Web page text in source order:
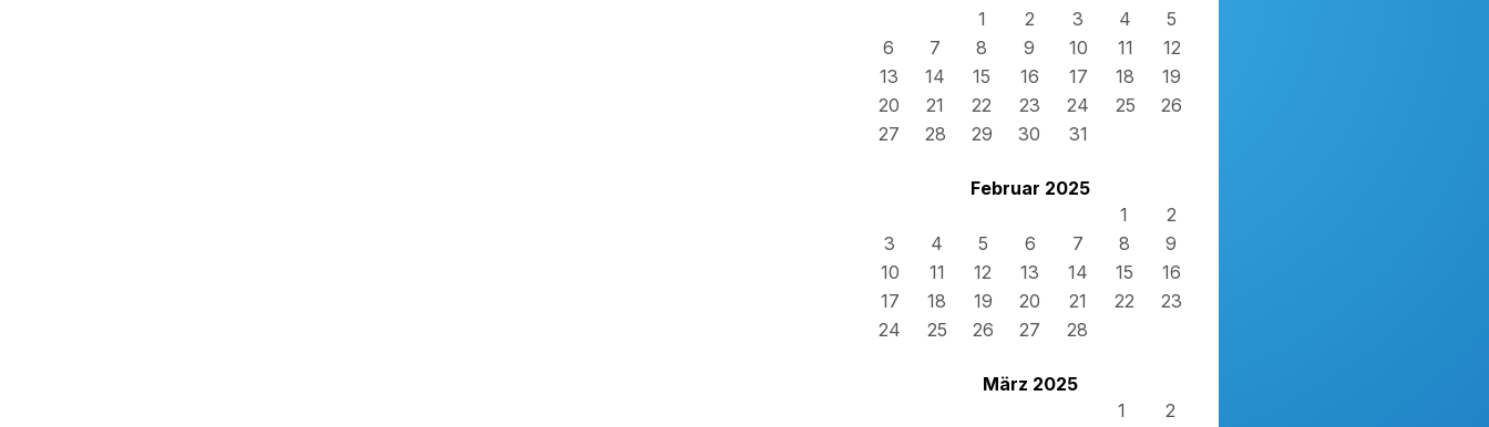
1
2 3 4
5
6
7 8 9 10 11
12
13
14 15 16 17 18
19
20
21 22 23 24 25
26
27
28 29 30 31
Februar 2025
1
2
3
4 5 6 7 8
9
10
11 12 13 14 15
16
17
18 19 20 21 22
23
24
25 26 27 28
März 2025
1
2